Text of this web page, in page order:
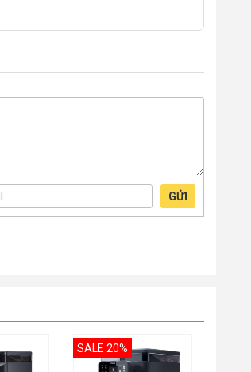
GỬI
SALE 20%